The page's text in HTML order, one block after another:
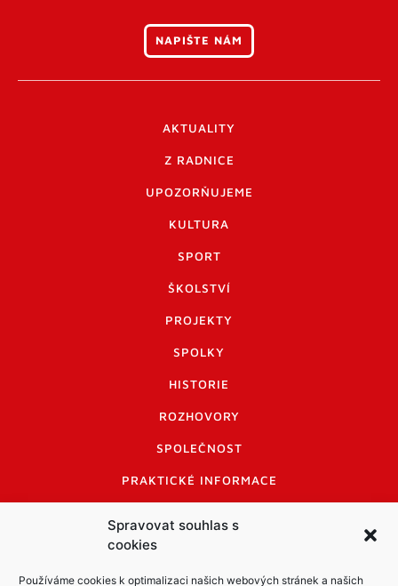
Spravovat souhlas s
cookies
Používáme cookies k optimalizaci našich webových stránek a našich
NAPIŠTE NÁM
AKTUALITY
Z RADNICE
UPOZORŇUJEME
KULTURA
SPORT
ŠKOLSTVÍ
PROJEKTY
SPOLKY
HISTORIE
ROZHOVORY
SPOLEČNOST
PRAKTICKÉ INFORMACE
INFORMACE A KODEX DISKUTUJÍCÍCH
LOGO A LOGO MANUÁL